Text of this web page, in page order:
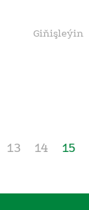
Giňişleýin
13 14 15